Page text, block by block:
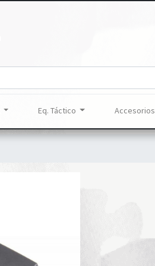
Eq. Táctico Accesorios